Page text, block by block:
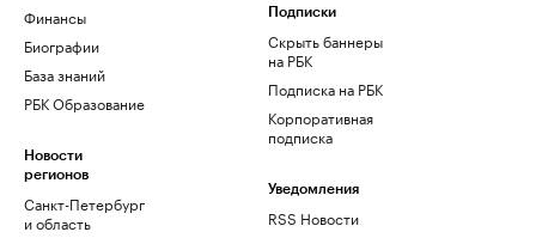
Финансы
Биографии
База знаний
РБК Образование
Новости
регионов
Санкт-Петербург
и область
Подписки
Скрыть баннеры
на РБК
Подписка на РБК
Корпоративная
подписка
Уведомления
RSS Новости